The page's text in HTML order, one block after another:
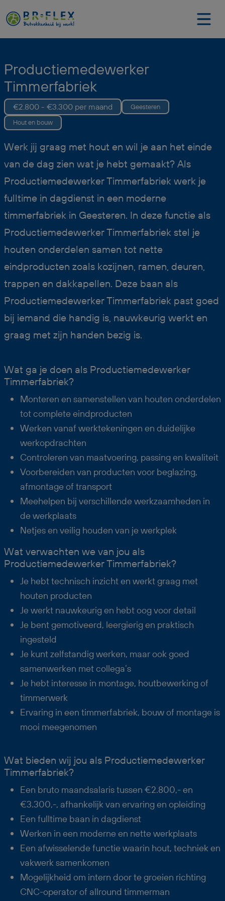
Productiemedewerker
Timmerfabriek
€2.800 - €3.300 per maand
Geesteren
Hout en bouw
Werk jij graag met hout en wil je aan het einde
van de dag zien wat je hebt gemaakt? Als
Productiemedewerker Timmerfabriek werk je
fulltime in dagdienst in een moderne
timmerfabriek in Geesteren. In deze functie als
Productiemedewerker Timmerfabriek stel je
houten onderdelen samen tot nette
eindproducten zoals kozijnen, ramen, deuren,
trappen en dakkapellen. Deze baan als
Productiemedewerker Timmerfabriek past goed
bij iemand die handig is, nauwkeurig werkt en
graag met zijn handen bezig is.
Wat ga je doen als Productiemedewerker
Timmerfabriek?
Monteren en samenstellen van houten onderdelen
tot complete eindproducten
Werken vanaf werktekeningen en duidelijke
werkopdrachten
Controleren van maatvoering, passing en kwaliteit
Voorbereiden van producten voor beglazing,
afmontage of transport
Meehelpen bij verschillende werkzaamheden in
de werkplaats
Netjes en veilig houden van je werkplek
Wat verwachten we van jou als
Productiemedewerker Timmerfabriek?
Je hebt technisch inzicht en werkt graag met
houten producten
Je werkt nauwkeurig en hebt oog voor detail
Je bent gemotiveerd, leergierig en praktisch
ingesteld
Je kunt zelfstandig werken, maar ook goed
samenwerken met collega’s
Je hebt interesse in montage, houtbewerking of
timmerwerk
Ervaring in een timmerfabriek, bouw of montage is
mooi meegenomen
Wat bieden wij jou als Productiemedewerker
Timmerfabriek?
Een bruto maandsalaris tussen €2.800,- en
€3.300,-, afhankelijk van ervaring en opleiding
Een fulltime baan in dagdienst
Werken in een moderne en nette werkplaats
Een afwisselende functie waarin hout, techniek en
vakwerk samenkomen
Mogelijkheid om intern door te groeien richting
CNC-operator of allround timmerman